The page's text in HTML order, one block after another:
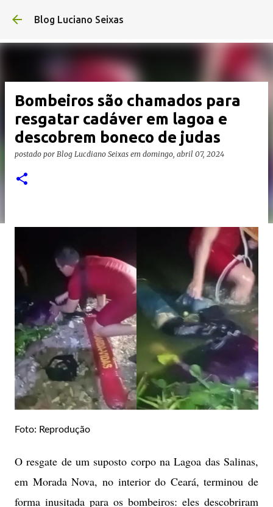
Blog Luciano Seixas
Bombeiros são chamados para
resgatar cadáver em lagoa e
descobrem boneco de judas
postado por Blog Lucdiano Seixas em domingo, abril 07, 2024
Foto: Reprodução
O resgate de um suposto corpo na Lagoa das Salinas,
em Morada Nova, no interior do Ceará, terminou de
forma inusitada para os bombeiros: eles descobriram